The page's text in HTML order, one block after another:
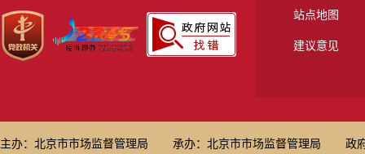
站点地图
建议意见
主办：北京市市场监督管理局 承办：北京市市场监督管理局 政